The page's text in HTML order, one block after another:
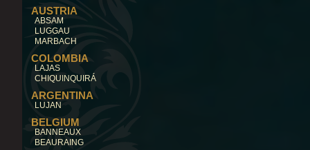
AUSTRIA
ABSAM
LUGGAU
MARBACH
COLOMBIA
LAJAS
CHIQUINQUIRÁ
ARGENTINA
LUJAN
BELGIUM
BANNEAUX
BEAURAING